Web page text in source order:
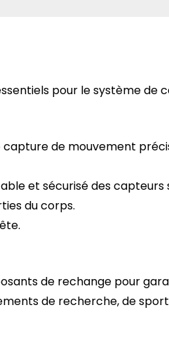
pour le système de
de mouvement
et sécurisé des capteurs
du corps.
de rechange pour
de recherche, de